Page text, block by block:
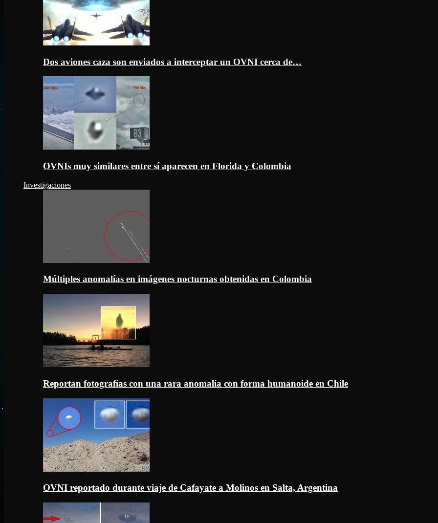
Dos aviones caza son enviados a interceptar un OVNI cerca de…
OVNIs muy similares entre sí aparecen en Florida y Colombia
Investigaciones
Múltiples anomalías en imágenes nocturnas obtenidas en Colombia
Reportan fotografías con una rara anomalía con forma humanoide en Chile
OVNI reportado durante viaje de Cafayate a Molinos en Salta, Argentina